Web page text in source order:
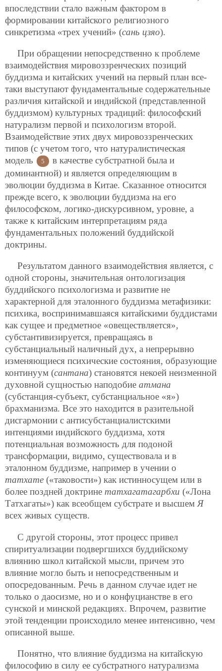
впоследствии стало важным фактором в
формировании китайского религиозного
синкретизма «трех учений» (сань цзяо).
При обращении непосредственно к проблеме
взаимодействия мировоззренческих позиций
буддизма и китайских учений на первый план все-
таки выступают фундаментальные содержательные
различия китайской и индийской (представленной
буддизмом) культурных традиций: философский
натурализм первой и психологизм второй.
Взаимодействие этих двух мировоззренческих
типов (с учетом того, что натуралистическая
модель
5
в качестве субстратной была и
доминантной) и является определяющим в
эволюции буддизма в Китае. Сказанное относится
прежде всего, к эволюции буддизма на его
философском, логико-дискурсивном, уровне, а
также к китайским интерпретациям ряда
фундаментальных положений буддийской
доктрины.
Результатом данного взаимодействия является, с
одной стороны, значительная онтологизация
буддийского психологизма и развитие не
характерной для эталонного буддизма метафизики:
психика, воспринимавшаяся китайскими буддистами
как сущее и предметное «овеществляется»,
субстантивизируется, превращаясь в
субстанциальный наличный дух, а непрерывно
изменяющиеся психические состояния, образующие
континуум (сантана) становятся некоей неизменной
духовной сущностью наподобие атмана
(субстанция-субъект, субстанциальное «я»)
брахманизма. Все это находится в разительной
дисгармонии с антисубстанциалистскими
интенциями индийского буддизма, хотя
потенциальная возможность для подоной
трансформации, видимо, существовала и в
эталонном буддизме, например в учении о
татхате («таковости») как истинносущем или в
более поздней доктрине татхагатагарбхи («Лона
Татхагаты») как всеобщем субстрате и высшемЯ
всех живых существ.
С другой стороны, этот процесс привел
спиритуализации подвергшихся буддийскому
влиянию школ китайской мысли, причем это
влияние могло быть и непосредственным и
опосредованным. Речь в данном случае идет не
только о даосизме, но и о конфуцианстве в его
сунской и минской редакциях. Впрочем, развитие
этой тенденции происходило менее интенсивно, чем
описанной выше.
Понятно, что влияние буддизма на китайскую
философию в силу ее субстратного натурализма